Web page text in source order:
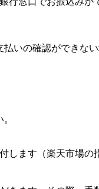
いの確認ができない
ます（楽天市場の